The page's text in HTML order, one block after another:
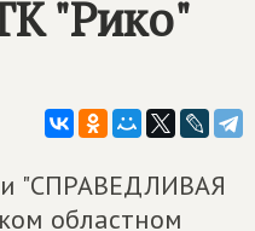
"Рико"
"СПРАВЕДЛИВАЯ
областном